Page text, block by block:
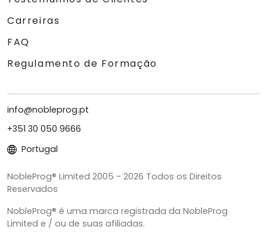
Carreiras
FAQ
Regulamento de Formação
info@nobleprog.pt
+351 30 050 9666
Portugal
NobleProg® Limited 2005 - 2026 Todos os Direitos
Reservados
NobleProg® é uma marca registrada da NobleProg
Limited e / ou de suas afiliadas.